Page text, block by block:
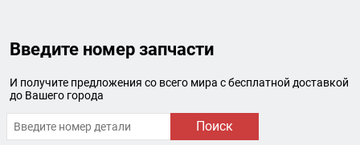
Введите номер запчасти
И получите предложения со всего мира с бесплатной доставкой
до Вашего города
Поиск